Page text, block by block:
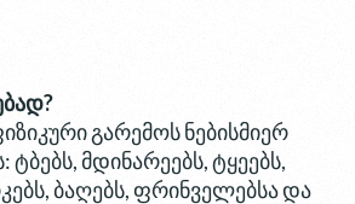
გარემოს ნებისმიერ
ტბებს, მდინარეებს, ტყეებს,
ბაღებს, ფრინველებსა და